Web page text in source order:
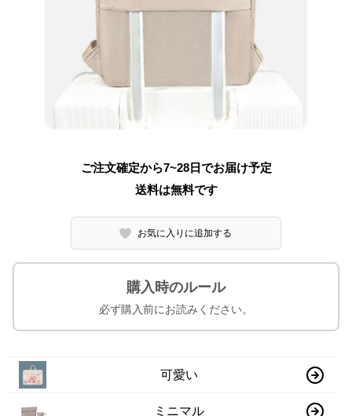
ご注文確定から7~28日でお届け予定
送料は無料です
お気に入りに追加する
購入時のルール
必ず購入前にお読みください。
可愛い
ミニマル